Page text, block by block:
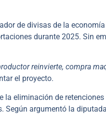
de divisas de la
durante 2025. Sin
reinvierte, compra
el proyecto.
eliminación de
argumentó la